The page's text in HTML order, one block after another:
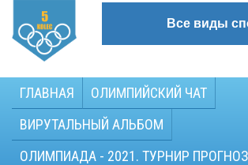
Все виды
ГЛАВНАЯ
ОЛИМПИЙСКИЙ ЧАТ
ВИРУТАЛЬНЫЙ АЛЬБОМ
ОЛИМПИАДА - 2021. ТУРНИР